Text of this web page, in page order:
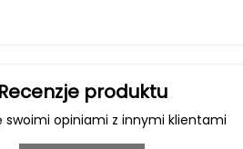
Recenzje produktu
swoimi opiniami z innymi klientami